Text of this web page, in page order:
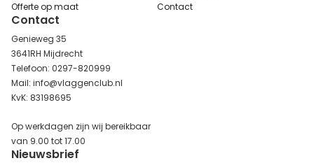
Offerte op maat
Contact
Contact
Genieweg 35
3641RH Mijdrecht
Telefoon: 0297-820999
Mail: info@vlaggenclub.nl
KvK: 83198695
Op werkdagen zijn wij bereikbaar
van 9.00 tot 17.00
Nieuwsbrief